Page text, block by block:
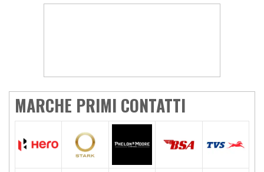
MARCHE PRIMI CONTATTI